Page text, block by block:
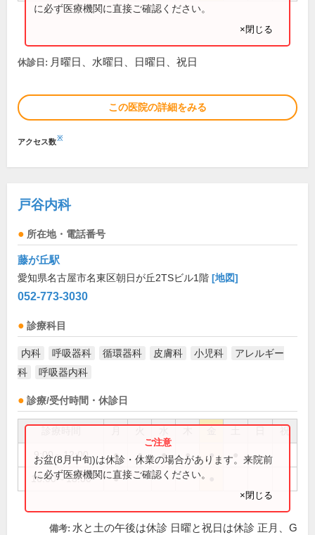
に必ず医療機関に直接ご確認ください。
×閉じる
休診日: 月曜日、水曜日、日曜日、祝日
この医院の詳細をみる
アクセス数※
戸谷内科
所在地・電話番号
藤が丘駅
愛知県名古屋市名東区朝日が丘2TSビル1階 [地図]
052-773-3030
診療科目
内科 呼吸器科 循環器科 皮膚科 小児科
アレルギー
科
呼吸器内科
診療/受付時間・休診日
祝
9:00～12:00 ● ● ● ● ●
16:00～18:00 ●
お盆(8月中旬)は休診・休業の場合があります。来院前
に必ず医療機関に直接ご確認ください。
×閉じる
備考: 水と土の午後は休診 日曜と祝日は休診 正月、G